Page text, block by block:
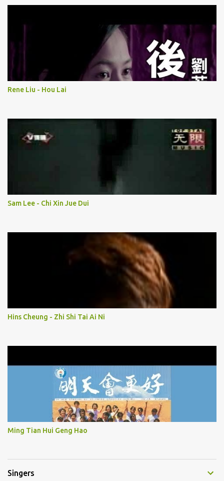
Rene Liu - Hou Lai
Sam Lee - Chi Xin Jue Dui
Hins Cheung - Zhi Shi Tai Ai Ni
Ming Tian Hui Geng Hao
Singers